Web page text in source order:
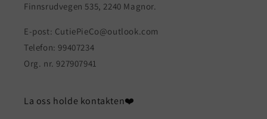
Finnsrudvegen 535, 2240 Magnor.
E-post: CutiePieCo@outlook.com
Telefon: 99407234
Org. nr. 927907941
La oss holde kontakten❤️